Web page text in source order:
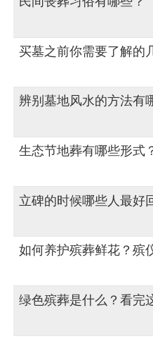
买墓之前你需要了解的
立碑的时候哪些人最好